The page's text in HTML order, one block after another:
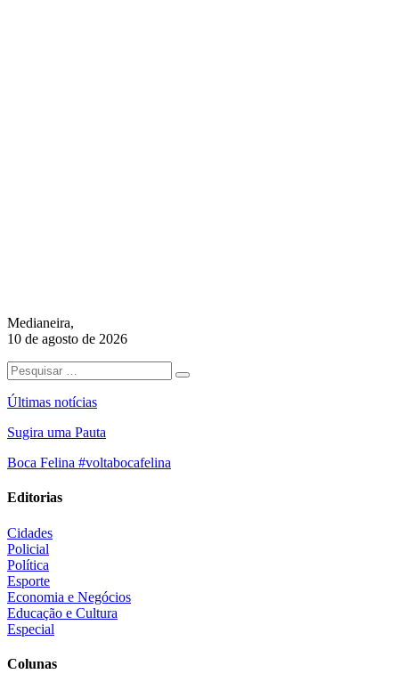
Medianeira,
10 de agosto de 2026
Últimas notícias
Sugira uma Pauta
Boca Felina #voltabocafelina
Editorias
Cidades
Policial
Política
Esporte
Economia e Negócios
Educação e Cultura
Especial
Colunas